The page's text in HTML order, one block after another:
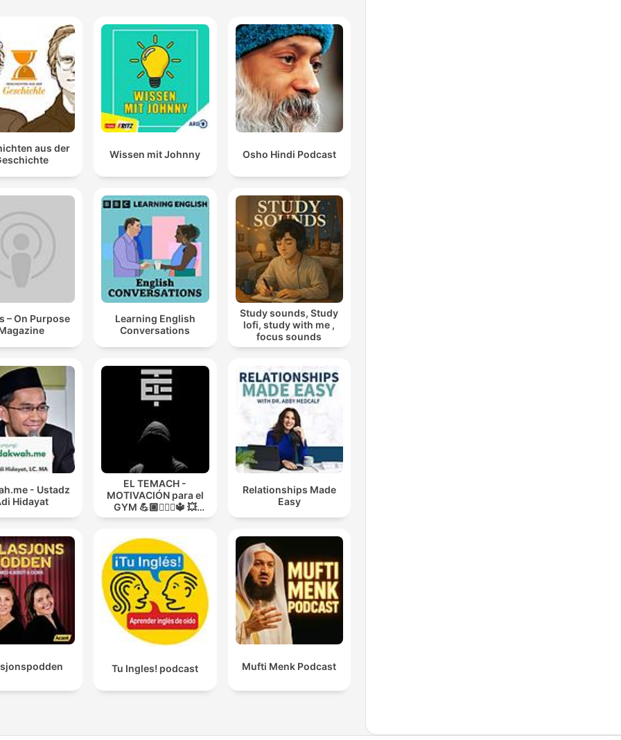
aus der
Wissen mit Johnny Osho Hindi Podcast
– On Purpose
Learning English
Conversations
Study sounds, Study
lofi, study with me ,
focus sounds
- Ustadz
Hidayat
EL TEMACH -
MOTIVACIÓN para el
GYM 💪🏼🏋🏻‍♀🔱 💥
MODO GUERRA💥
Relationships Made
Easy
Tu Ingles! podcast Mufti Menk Podcast